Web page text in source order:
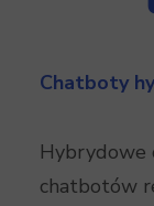
Chatboty
Hybrydowe
chatbotów